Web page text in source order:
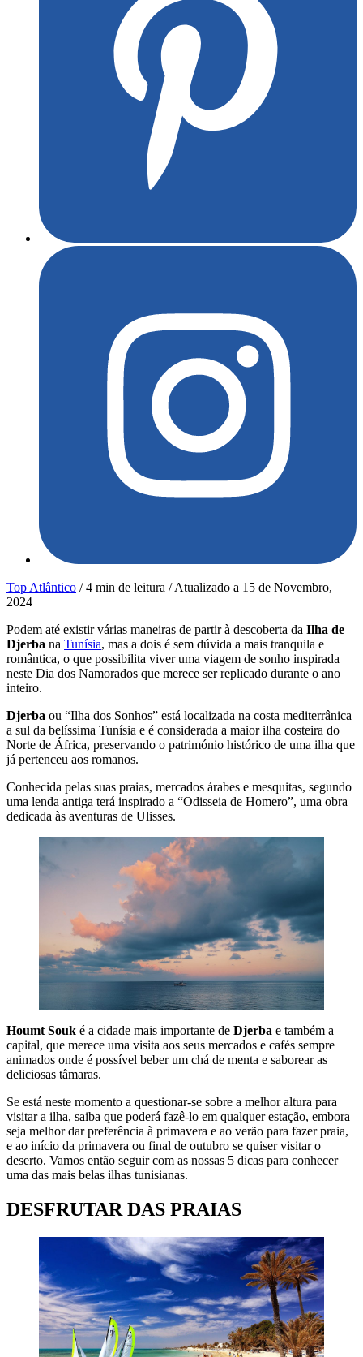
Top Atlântico / 4 min de leitura /Atualizado a 15 de Novembro,
2024
Podem até existir várias maneiras de partir à descoberta da Ilha de
Djerba na Tunísia, mas a dois é sem dúvida a mais tranquila e
romântica, o que possibilita viver uma viagem de sonho inspirada
neste Dia dos Namorados que merece ser replicado durante o ano
inteiro.
Djerba ou “Ilha dos Sonhos” está localizada na costa mediterrânica
a sul da belíssima Tunísia e é considerada a maior ilha costeira do
Norte de África, preservando o património histórico de uma ilha que
já pertenceu aos romanos.
Conhecida pelas suas praias, mercados árabes e mesquitas, segundo
uma lenda antiga terá inspirado a “Odisseia de Homero”, uma obra
dedicada às aventuras de Ulisses.
Houmt Souk é a cidade mais importante de Djerba e também a
capital, que merece uma visita aos seus mercados e cafés sempre
animados onde é possível beber um chá de menta e saborear as
deliciosas tâmaras.
Se está neste momento a questionar-se sobre a melhor altura para
visitar a ilha, saiba que poderá fazê-lo em qualquer estação, embora
seja melhor dar preferência à primavera e ao verão para fazer praia,
e ao início da primavera ou final de outubro se quiser visitar o
deserto. Vamos então seguir com as nossas 5 dicas para conhecer
uma das mais belas ilhas tunisianas.
DESFRUTAR DAS PRAIAS